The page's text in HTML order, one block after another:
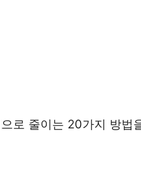
로 줄이는 20가지 방법